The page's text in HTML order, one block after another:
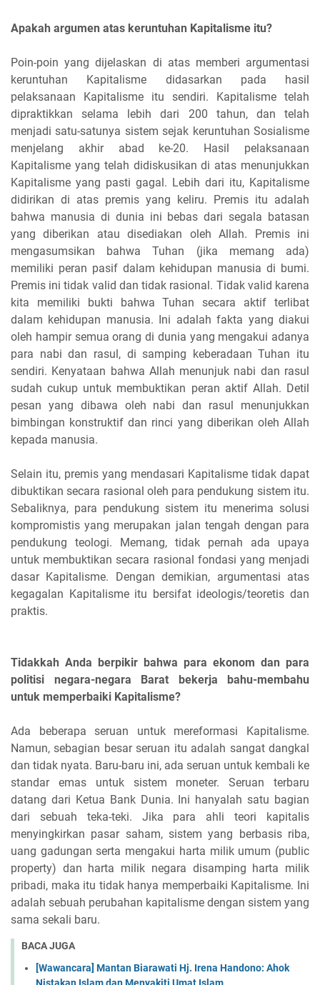
Apakah argumen atas keruntuhan Kapitalisme itu?
Poin-poin yang dijelaskan di atas memberi argumentasi
keruntuhan Kapitalisme didasarkan pada hasil
pelaksanaan Kapitalisme itu sendiri. Kapitalisme telah
dipraktikkan selama lebih dari 200 tahun, dan telah
menjadi satu-satunya sistem sejak keruntuhan Sosialisme
menjelang akhir abad ke-20. Hasil pelaksanaan
Kapitalisme yang telah didiskusikan di atas menunjukkan
Kapitalisme yang pasti gagal. Lebih dari itu, Kapitalisme
didirikan di atas premis yang keliru. Premis itu adalah
bahwa manusia di dunia ini bebas dari segala batasan
yang diberikan atau disediakan oleh Allah. Premis ini
mengasumsikan bahwa Tuhan (jika memang ada)
memiliki peran pasif dalam kehidupan manusia di bumi.
Premis ini tidak valid dan tidak rasional. Tidak valid karena
kita memiliki bukti bahwa Tuhan secara aktif terlibat
dalam kehidupan manusia. Ini adalah fakta yang diakui
oleh hampir semua orang di dunia yang mengakui adanya
para nabi dan rasul, di samping keberadaan Tuhan itu
sendiri. Kenyataan bahwa Allah menunjuk nabi dan rasul
sudah cukup untuk membuktikan peran aktif Allah. Detil
pesan yang dibawa oleh nabi dan rasul menunjukkan
bimbingan konstruktif dan rinci yang diberikan oleh Allah
kepada manusia.
Selain itu, premis yang mendasari Kapitalisme tidak dapat
dibuktikan secara rasional oleh para pendukung sistem itu.
Sebaliknya, para pendukung sistem itu menerima solusi
kompromistis yang merupakan jalan tengah dengan para
pendukung teologi. Memang, tidak pernah ada upaya
untuk membuktikan secara rasional fondasi yang menjadi
dasar Kapitalisme. Dengan demikian, argumentasi atas
kegagalan Kapitalisme itu bersifat ideologis/teoretis dan
praktis.
Tidakkah Anda berpikir bahwa para ekonom dan para
politisi negara-negara Barat bekerja bahu-membahu
untuk memperbaiki Kapitalisme?
Ada beberapa seruan untuk mereformasi Kapitalisme.
Namun, sebagian besar seruan itu adalah sangat dangkal
dan tidak nyata. Baru-baru ini, ada seruan untuk kembali ke
standar emas untuk sistem moneter. Seruan terbaru
datang dari Ketua Bank Dunia. Ini hanyalah satu bagian
dari sebuah teka-teki. Jika para ahli teori kapitalis
menyingkirkan pasar saham, sistem yang berbasis riba,
uang gadungan serta mengakui harta milik umum (public
property) dan harta milik negara disamping harta milik
pribadi, maka itu tidak hanya memperbaiki Kapitalisme. Ini
adalah sebuah perubahan kapitalisme dengan sistem yang
sama sekali baru.
BACA JUGA
[Wawancara] Mantan Biarawati Hj. Irena Handono: Ahok
Nistakan Islam dan Menyakiti Umat Islam